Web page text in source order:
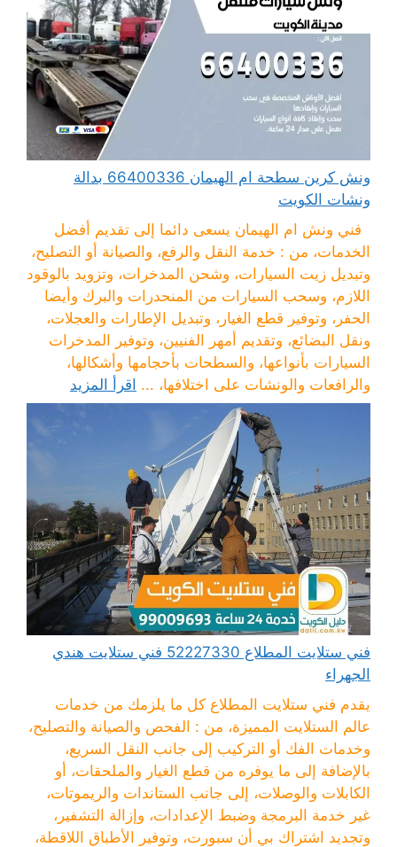
ونش كرين سطحة ام الهيمان 66400336 بدالة
ونشات الكويت
فني ونش ام الهيمان يسعى دائما إلى تقديم أفضل
الخدمات، من : خدمة النقل والرفع، والصيانة أو التصليح،
وتبديل زيت السيارات، وشحن المدخرات، وتزويد بالوقود
اللازم، وسحب السيارات من المنحدرات والبرك وأيضا
الحفر، وتوفير قطع الغيار، وتبديل الإطارات والعجلات،
ونقل البضائع، وتقديم أمهر الفنيين، وتوفير المدخرات
السيارات بأنواعها، والسطحات بأحجامها وأشكالها،
والرافعات والونشات على اختلافها، ... اقرأ المزيد
فني ستلايت المطلاع 52227330 فني ستلايت هندي
الجهراء
يقدم فني ستلايت المطلاع كل ما يلزمك من خدمات
عالم الستلايت المميزة، من : الفحص والصيانة والتصليح،
وخدمات الفك أو التركيب إلى جانب النقل السريع،
بالإضافة إلى ما يوفره من قطع الغيار والملحقات، أو
الكابلات والوصلات، إلى جانب الستاندات والريموتات،
غير خدمة البرمجة وضبط الإعدادات، وإزالة التشفير،
وتجديد اشتراك بي أن سبورت، وتوفير الأطباق اللاقطة،